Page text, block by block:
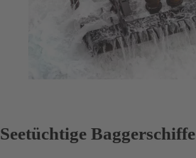
Seetüchtige Baggerschiffe